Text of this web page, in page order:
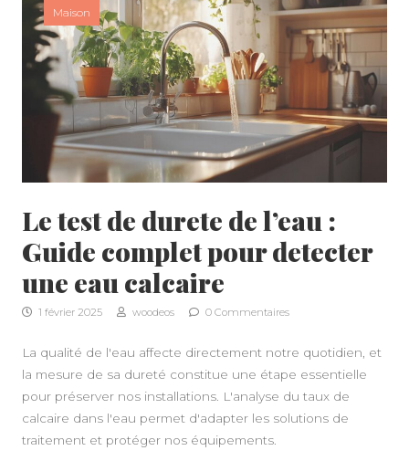
Maison
Le test de durete de l’eau :
Guide complet pour detecter
une eau calcaire
1 février 2025 woodeos 0 Commentaires
La qualité de l'eau affecte directement notre quotidien, et
la mesure de sa dureté constitue une étape essentielle
pour préserver nos installations. L'analyse du taux de
calcaire dans l'eau permet d'adapter les solutions de
traitement et protéger nos équipements.